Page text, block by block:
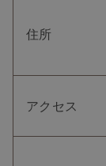
住所
アクセス